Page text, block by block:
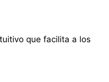
que facilita a los